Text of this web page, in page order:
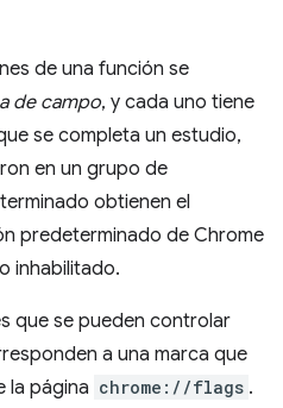
de una función se
de campo, y cada uno tiene
se completa un estudio,
en un grupo de
obtienen el
predeterminado de Chrome
inhabilitado.
que se pueden controlar
a una marca que
la página chrome://flags .